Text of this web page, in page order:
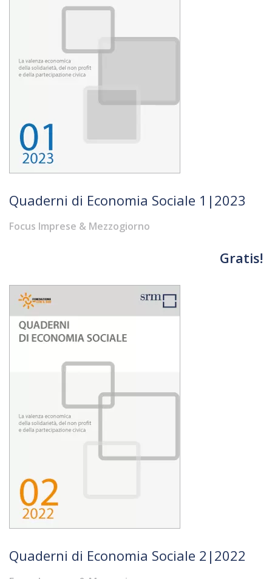
Quaderni di Economia Sociale 1|2023
Focus Imprese & Mezzogiorno
Gratis!
Quaderni di Economia Sociale 2|2022